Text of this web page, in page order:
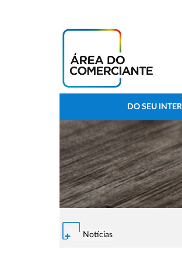
DO SEU
Notícias